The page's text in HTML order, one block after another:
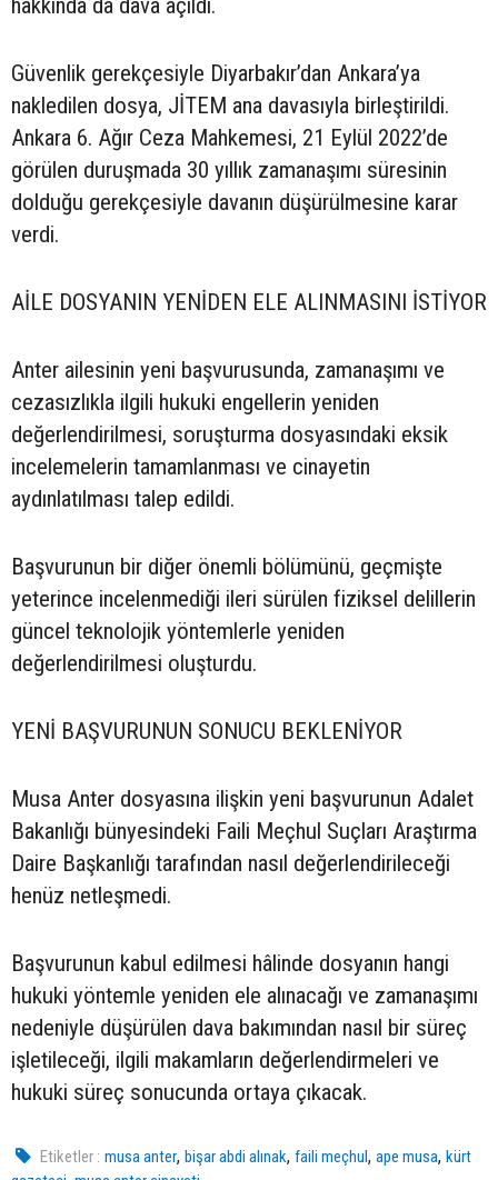
hakkında da dava açıldı.
Güvenlik gerekçesiyle Diyarbakır’dan Ankara’ya
nakledilen dosya, JİTEM ana davasıyla birleştirildi.
Ankara 6. Ağır Ceza Mahkemesi, 21 Eylül 2022’de
görülen duruşmada 30 yıllık zamanaşımı süresinin
dolduğu gerekçesiyle davanın düşürülmesine karar
verdi.
AİLE DOSYANIN YENİDEN ELE ALINMASINI İSTİYOR
Anter ailesinin yeni başvurusunda, zamanaşımı ve
cezasızlıkla ilgili hukuki engellerin yeniden
değerlendirilmesi, soruşturma dosyasındaki eksik
incelemelerin tamamlanması ve cinayetin
aydınlatılması talep edildi.
Başvurunun bir diğer önemli bölümünü, geçmişte
yeterince incelenmediği ileri sürülen fiziksel delillerin
güncel teknolojik yöntemlerle yeniden
değerlendirilmesi oluşturdu.
YENİ BAŞVURUNUN SONUCU BEKLENİYOR
Musa Anter dosyasına ilişkin yeni başvurunun Adalet
Bakanlığı bünyesindeki Faili Meçhul Suçları Araştırma
Daire Başkanlığı tarafından nasıl değerlendirileceği
henüz netleşmedi.
Başvurunun kabul edilmesi hâlinde dosyanın hangi
hukuki yöntemle yeniden ele alınacağı ve zamanaşımı
nedeniyle düşürülen dava bakımından nasıl bir süreç
işletileceği, ilgili makamların değerlendirmeleri ve
hukuki süreç sonucunda ortaya çıkacak.
Etiketler : musa anter,bişar abdi alınak,faili meçhul,ape musa,kürt